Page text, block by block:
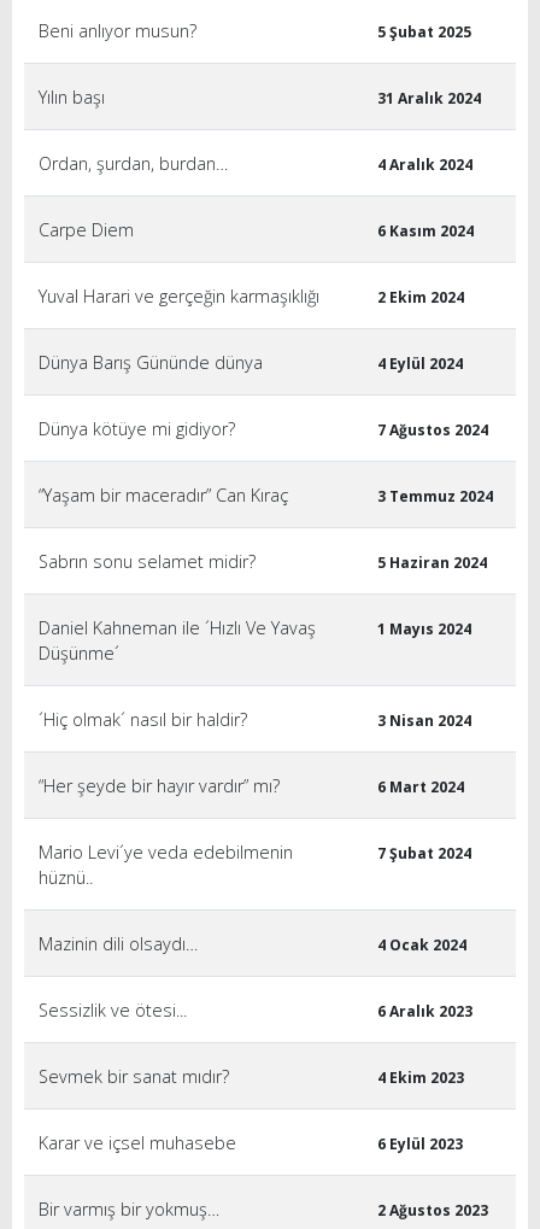
Beni anlıyor musun? 5 Şubat 2025
Yılın başı 31 Aralık 2024
Ordan, şurdan, burdan… 4 Aralık 2024
Carpe Diem 6 Kasım 2024
Yuval Harari ve gerçeğin karmaşıklığı 2 Ekim 2024
Dünya Barış Gününde dünya 4 Eylül 2024
Dünya kötüye mi gidiyor? 7 Ağustos 2024
“Yaşam bir maceradır” Can Kıraç 3 Temmuz 2024
Sabrın sonu selamet midir? 5 Haziran 2024
Daniel Kahneman ile ´Hızlı Ve Yavaş
Düşünme´
1 Mayıs 2024
´Hiç olmak´ nasıl bir haldir? 3 Nisan 2024
“Her şeyde bir hayır vardır” mı? 6 Mart 2024
Mario Levi´ye veda edebilmenin
hüznü..
7 Şubat 2024
Mazinin dili olsaydı… 4 Ocak 2024
Sessizlik ve ötesi... 6 Aralık 2023
Sevmek bir sanat mıdır? 4 Ekim 2023
Karar ve içsel muhasebe 6 Eylül 2023
Bir varmış bir yokmuş… 2 Ağustos 2023